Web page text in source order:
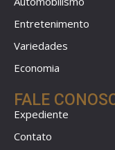
Entretenimento
Variedades
Economia
FALE
Expediente
Contato